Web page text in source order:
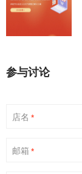
参与讨论
店名 *
邮箱 *